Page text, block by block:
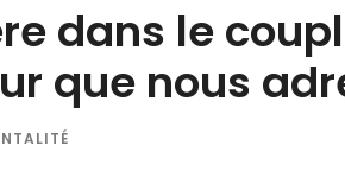
dans le
que nous